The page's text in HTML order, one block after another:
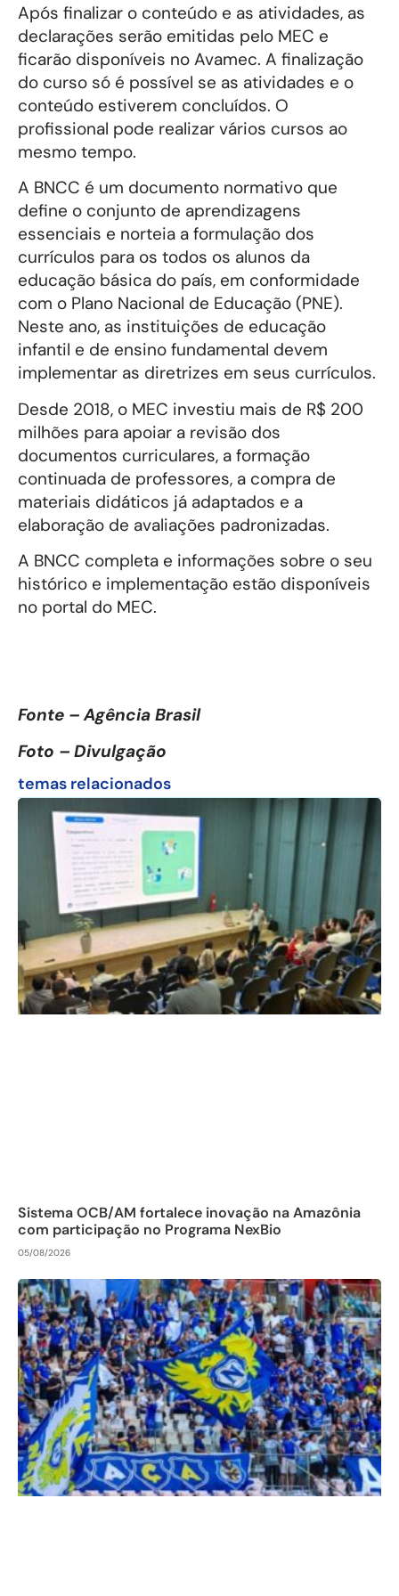
Após finalizar o conteúdo e as atividades, as
declarações serão emitidas pelo MEC e
ficarão disponíveis no Avamec. A finalização
do curso só é possível se as atividades e o
conteúdo estiverem concluídos. O
profissional pode realizar vários cursos ao
mesmo tempo.
A BNCC é um documento normativo que
define o conjunto de aprendizagens
essenciais e norteia a formulação dos
currículos para os todos os alunos da
educação básica do país, em conformidade
com o Plano Nacional de Educação (PNE).
Neste ano, as instituições de educação
infantil e de ensino fundamental devem
implementar as diretrizes em seus currículos.
Desde 2018, o MEC investiu mais de R$ 200
milhões para apoiar a revisão dos
documentos curriculares, a formação
continuada de professores, a compra de
materiais didáticos já adaptados e a
elaboração de avaliações padronizadas.
A BNCC completa e informações sobre o seu
histórico e implementação estão disponíveis
no portal do MEC.
Fonte – Agência Brasil
Foto – Divulgação
temas relacionados
Sistema OCB/AM fortalece inovação na Amazônia
com participação no Programa NexBio
05/08/2026